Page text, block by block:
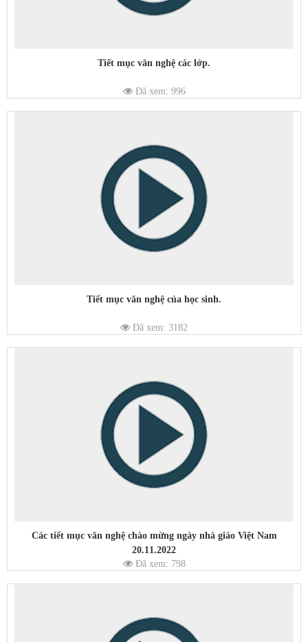
Tiết mục văn nghệ các lớp.
Đã xem: 996
Tiết mục văn nghệ của học sinh.
Đã xem: 3182
Các tiết mục văn nghệ chào mừng ngày nhà giáo Việt Nam
20.11.2022
Đã xem: 798